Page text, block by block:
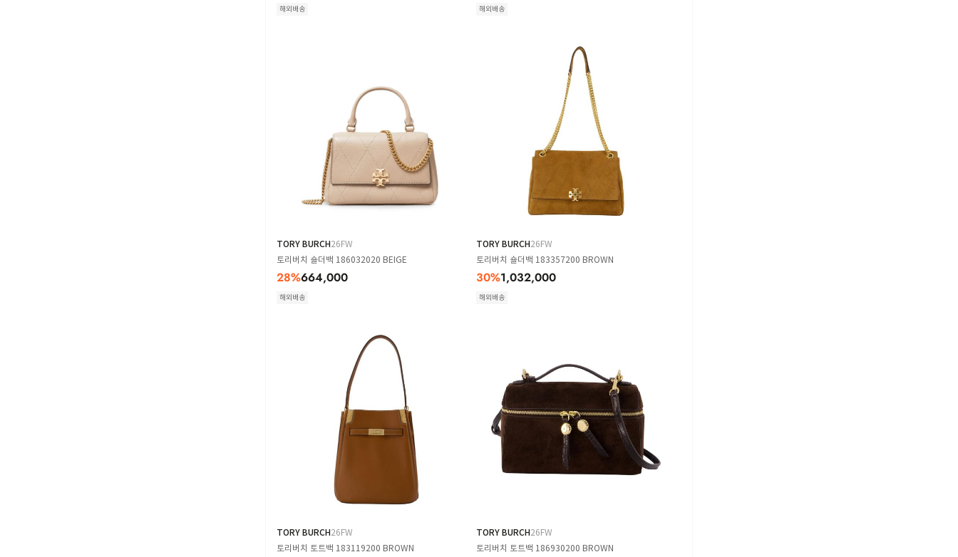
해외배송 해외배송
TORY BURCH26FW
토리버치 숄더백 186032020 BEIGE
28%664,000
해외배송
TORY BURCH26FW
토리버치 숄더백 183357200 BROWN
30%1,032,000
해외배송
TORY BURCH26FW
토리버치 토트백 183119200 BROWN
TORY BURCH26FW
토리버치 토트백 186930200 BROWN